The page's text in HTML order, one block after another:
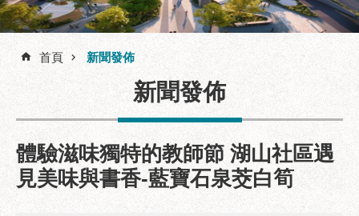
搜
告
資
訊
服
機
關
介
首頁 新聞發佈
新聞發佈
體驗滋味獨特的教師節 湖山社區遇
見美味與書香-藍寶石泉茭白筍